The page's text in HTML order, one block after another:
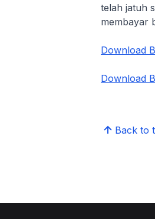
telah jatuh
membayar
Download
Download
Back to